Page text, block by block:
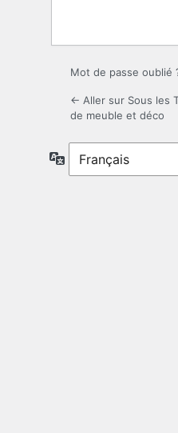
Mot de passe oublié
← Aller sur Sous les
de meuble et déco
Langue